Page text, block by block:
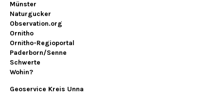
Münster
Naturgucker
Observation.org
Ornitho
Ornitho-Regioportal
Paderborn/Senne
Schwerte
Wohin?
Geoservice Kreis Unna